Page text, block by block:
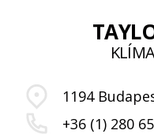
1194
+36 (1) 280